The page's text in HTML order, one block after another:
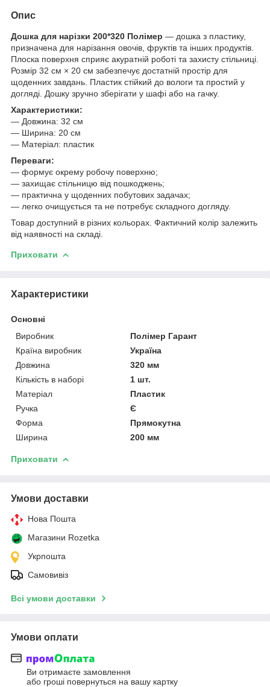
Опис
Дошка для нарізки 200*320 Полімер — дошка з пластику,
призначена для нарізання овочів, фруктів та інших продуктів.
Плоска поверхня сприяє акуратній роботі та захисту стільниці.
Розмір 32 см × 20 см забезпечує достатній простір для
щоденних завдань. Пластик стійкий до вологи та простий у
догляді. Дошку зручно зберігати у шафі або на гачку.
Характеристики:
— Довжина: 32 см
— Ширина: 20 см
— Матеріал: пластик
Переваги:
— формує окрему робочу поверхню;
— захищає стільницю від пошкоджень;
— практична у щоденних побутових задачах;
— легко очищується та не потребує складного догляду.
Товар доступний в різних кольорах. Фактичний колір залежить
від наявності на складі.
Приховати
Характеристики
Основні
Виробник
Полімер Гарант
Країна виробник
Україна
Довжина
320 мм
Кількість в наборі
1 шт.
Матеріал
Пластик
Ручка
Є
Форма
Прямокутна
Ширина
200 мм
Приховати
Умови доставки
Нова Пошта
Магазини Rozetka
Укрпошта
Самовивіз
Всі умови доставки
Умови оплати
Ви отримаєте замовлення
або гроші повернуться на вашу картку